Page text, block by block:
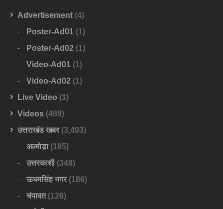
Advertisement (4)
Poster-Ad01 (1)
Poster-Ad02 (1)
Video-Ad01 (1)
Video-Ad02 (1)
Live Video (1)
Videos (489)
उत्तराखंड खबर(3,493)
अल्मोड़ा(185)
उत्तरकाशी(348)
ऊधमसिंह नगर(186)
चंपावत(126)